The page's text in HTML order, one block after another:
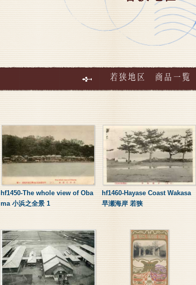
若狭地区 商品一覧
hf1450-The whole view of Oba
ma 小浜之全景 1
hf1460-Hayase Coast Wakasa
早瀬海岸 若狭